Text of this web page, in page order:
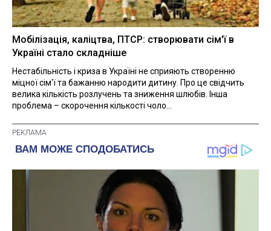
Мобілізація, каліцтва, ПТСР: створювати сім'ї в
Україні стало складніше
Нестабільність і криза в Україні не сприяють створенню
міцної сім'ї та бажанню народити дитину. Про це свідчить
велика кількість розлучень та зниження шлюбів. Інша
проблема – скорочення кількості чоло...